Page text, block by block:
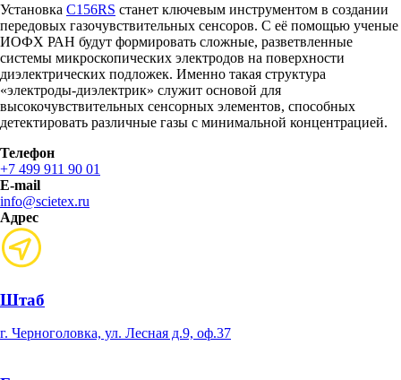
Установка C156RS станет ключевым инструментом в создании
передовых газочувствительных сенсоров. С её помощью ученые
ИОФХ РАН будут формировать сложные, разветвленные
системы микроскопических электродов на поверхности
диэлектрических подложек. Именно такая структура
«электроды-диэлектрик» служит основой для
высокочувствительных сенсорных элементов, способных
детектировать различные газы с минимальной концентрацией.
Телефон
+7 499 911 90 01
E-mail
info@scietex.ru
Адрес
Штаб
г. Черноголовка, ул. Лесная д.9, оф.37